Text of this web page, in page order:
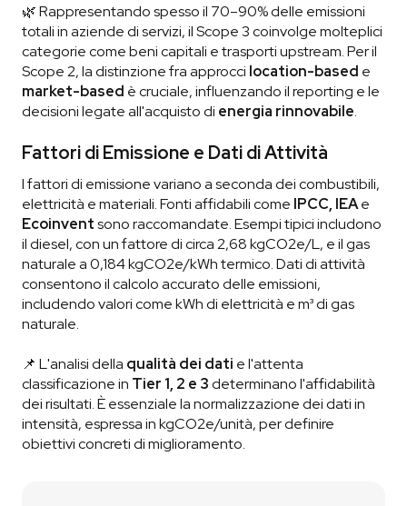
🌿 Rappresentando spesso il 70–90% delle emissioni
totali in aziende di servizi, il Scope 3 coinvolge molteplici
categorie come beni capitali e trasporti upstream. Per il
Scope 2, la distinzione fra approcci location-based e
market-based è cruciale, influenzando il reporting e le
decisioni legate all'acquisto di energia rinnovabile.
Fattori di Emissione e Dati di Attività
I fattori di emissione variano a seconda dei combustibili,
elettricità e materiali. Fonti affidabili come IPCC, IEAe
Ecoinventsono raccomandate. Esempi tipici includono
il diesel, con un fattore di circa 2,68 kgCO2e/L, e il gas
naturale a 0,184 kgCO2e/kWh termico. Dati di attività
consentono il calcolo accurato delle emissioni,
includendo valori come kWh di elettricità e m³ di gas
naturale.
📌 L'analisi della qualità dei dati e l'attenta
classificazione in Tier 1, 2 e 3determinano l'affidabilità
dei risultati. È essenziale la normalizzazione dei dati in
intensità, espressa in kgCO2e/unità, per definire
obiettivi concreti di miglioramento.